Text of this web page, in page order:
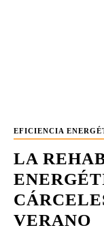
EFICIENCIA
LA
VERANO